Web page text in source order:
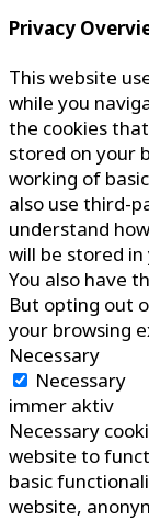
Privacy
This website
while you
the cookies
stored on your
working of
also use third-
understand
will be stored
You also have
But opting out
your browsing
Necessary
Necessary
immer aktiv
Necessary
website to
basic
website,